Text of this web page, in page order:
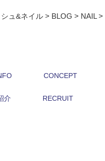
ュ&ネイル > BLOG > NAIL>
CONCEPT
介 RECRUIT